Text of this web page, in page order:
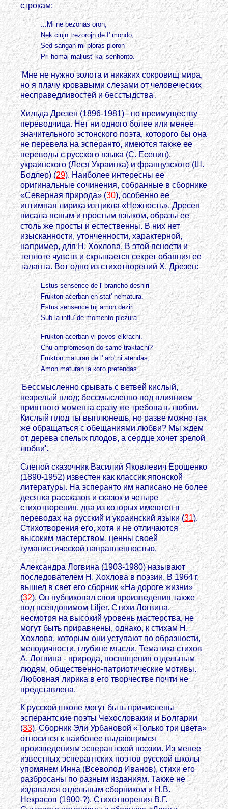
строкам:
...Mi ne bezonas oron,
Nek ciujn trezorojn de I' mondo,
Sed sangan mi ploras ploron
Pri homaj maljust' kaj senhonto.
'Мне не нужно золота и никаких сокровищ мира,
но я плачу кровавыми слезами от человеческих
несправедливостей и бесстыдства'.
Хильда Дрезен (1896-1981) - по преимуществу
переводчица. Нет ни одного более или менее
значительного эстонского поэта, которого бы она
не перевела на эсперанто, имеются также ее
переводы с русского языка (С. Есенин),
украинского (Леся Украинка) и французского (Ш.
Бодлер) (29). Наиболее интересны ее
оригинальные сочинения, собранные в сборнике
«Северная природа» (30), особенно ее
интимная лирика из цикла «Нежность». Дресен
писала ясным и простым языком, образы ее
столь же просты и естественны. В них нет
изысканности, утонченности, характерной,
например, для Н. Хохлова. В этой ясности и
теплоте чувств и скрывается секрет обаяния ее
таланта. Вот одно из стихотворений X. Дрезен:
Estus sensence de l' brancho deshiri
Frukton acerban en stat' nematura.
Estus sensence tuj amon deziri
Sub la influ' de momento plezura.
Frukton acerban vi povos elkrachi.
Chu ampromesojn do same traktachi?
Frukton maturan de l' arb' ni atendas,
Amon maturan la кого pretendas.
'Бессмысленно срывать с ветвей кислый,
незрелый плод; бессмысленно под влиянием
приятного момента сразу же требовать любви.
Кислый плод ты выплюнешь, но разве можно так
же обращаться с обещаниями любви? Мы ждем
от дерева спелых плодов, а сердце хочет зрелой
любви'.
Слепой сказочник Василий Яковлевич Ерошенко
(1890-1952) известен как классик японской
литературы. На эсперанто им написано не более
десятка рассказов и сказок и четыре
стихотворения, два из которых имеются в
переводах на русский и украинский языки (31).
Стихотворения его, хотя и не отличаются
высоким мастерством, ценны своей
гуманистической направленностью.
Александра Логвина (1903-1980) называют
последователем Н. Хохлова в поэзии. В 1964 г.
вышел в свет его сборник «На дороге жизни»
(32). Он публиковал свои произведения также
под псевдонимом Liljer. Стихи Логвина,
несмотря на высокий уровень мастерства, не
могут быть приравнены, однако, к стихам Н.
Хохлова, которым они уступают по образности,
мелодичности, глубине мысли. Тематика стихов
А. Логвина - природа, посвящения отдельным
людям, общественно-патриотические мотивы.
Любовная лирика в его творчестве почти не
представлена.
К русской школе могут быть причислены
эсперантские поэты Чехословакии и Болгарии
(33). Сборник Эли Урбановой «Только три цвета»
относится к наиболее выдающимся
произведениям эсперантской поэзии. Из менее
известных эсперантских поэтов русской школы
упомянем Инна (Всеволод Иванов), стихи его
разбросаны по разным изданиям. Также не
издавался отдельным сборником и Н.В.
Некрасов (1900-?). Стихотворения В.Г.